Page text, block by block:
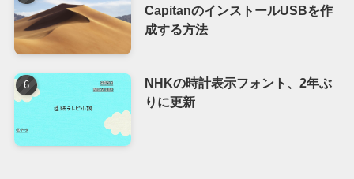
CapitanのインストールUSBを作
成する方法
NHKの時計表示フォント、2年ぶ
りに更新